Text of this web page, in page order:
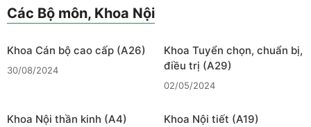
Các Bộ môn, Khoa Nội
Khoa Cán bộ cao cấp (A26)
30/08/2024
Khoa Tuyển chọn, chuẩn bị,
điều trị (A29)
02/05/2024
Khoa Nội thần kinh (A4) Khoa Nội tiết (A19)